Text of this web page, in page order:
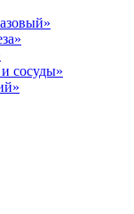
сосуды»